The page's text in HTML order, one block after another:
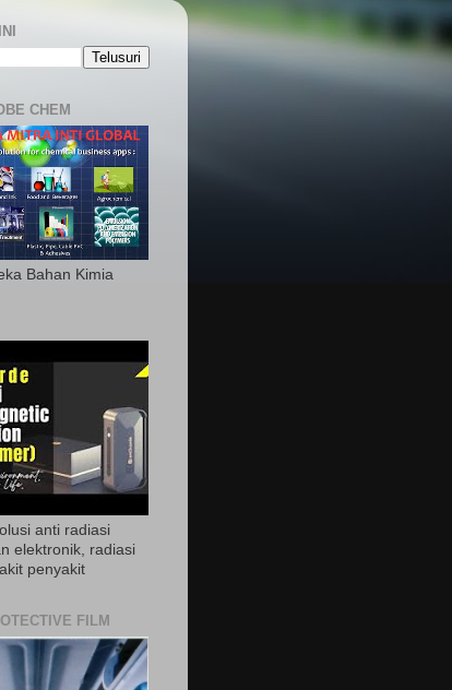
CHEM
Bahan Kimia
anti radiasi
elektronik, radiasi
penyakit
FILM